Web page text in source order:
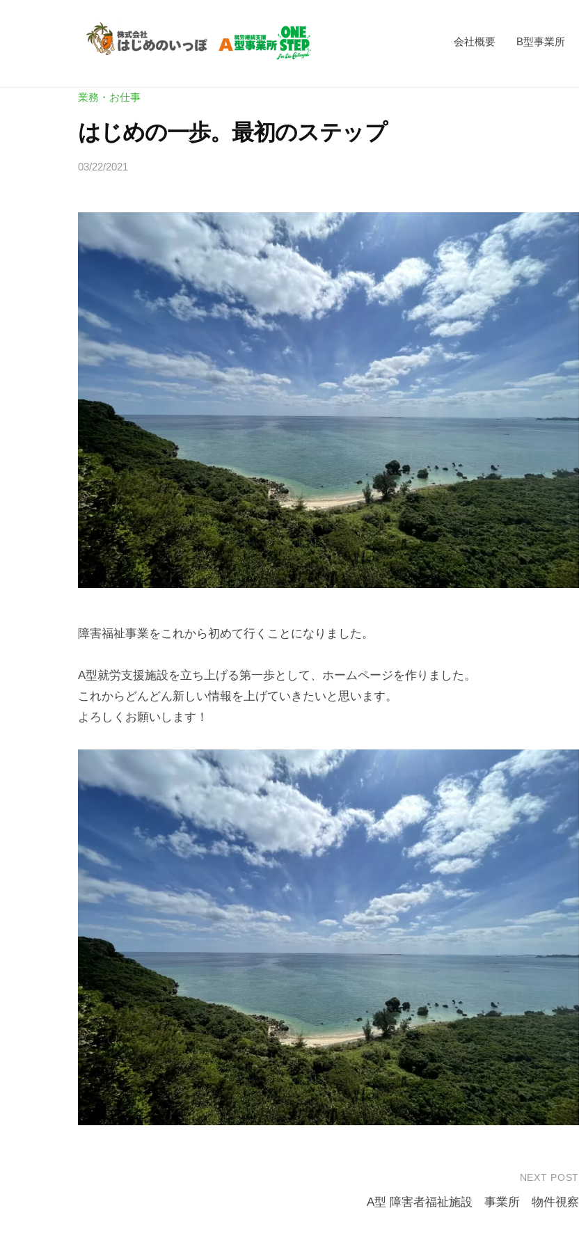
労
支
援
A
O
E
T
E
P
ワ
ン
ス
テ
ッ
プ
株
式
会
は
め
の
い
労
続
援
型
業
N
E
S
E
P
ワ
ン
ス
テ
ッ
プ
)
会社概要 B型事業所
業務・お仕事
はじめの一歩。最初のステップ
03/22/2021
i
n
i
o
障害福祉事業をこれから初めて行くことになりました。
A型就労支援施設を立ち上げる第一歩として、ホームページを作りました。
これからどんどん新しい情報を上げていきたいと思います。
よろしくお願いします！
NEXT POST
A型 障害者福祉施設 事業所 物件視察
支
型
N
S
E
|
ス
テ
ッ
プ
株
式
会
社
は
じ
め
の
い
っ
ぽ